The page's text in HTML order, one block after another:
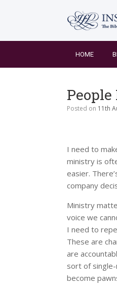
HOME
Posted on 11th
I need to
ministry is
easier.
company
Ministry
voice we
I need to
These are
are
sort of
become